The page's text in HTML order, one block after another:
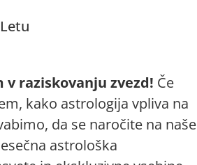
raziskovanju zvezd! Če
kako astrologija vpliva na
da se naročite na naše
astrološka